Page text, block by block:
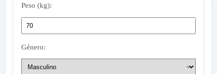
Peso (kg):
Género: